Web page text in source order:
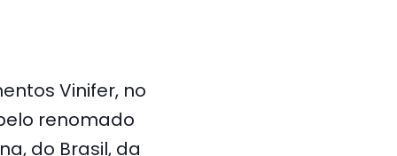
Vinifer, no
renomado
do Brasil, da